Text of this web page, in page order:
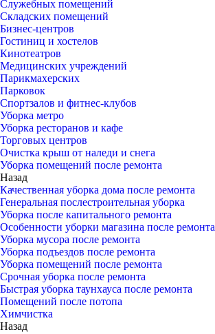
Служебных помещений
Складских помещений
Бизнес-центров
Гостиниц и хостелов
Кинотеатров
Медицинских учреждений
Парикмахерских
Парковок
Спортзалов и фитнес-клубов
Уборка метро
Уборка ресторанов и кафе
Торговых центров
Очистка крыш от наледи и снега
Уборка помещений после ремонта
Назад
Качественная уборка дома после ремонта
Генеральная послестроительная уборка
Уборка после капитального ремонта
Особенности уборки магазина после ремонта
Уборка мусора после ремонта
Уборка подъездов после ремонта
Уборка помещений после ремонта
Срочная уборка после ремонта
Быстрая уборка таунхауса после ремонта
Помещений после потопа
Химчистка
Назад